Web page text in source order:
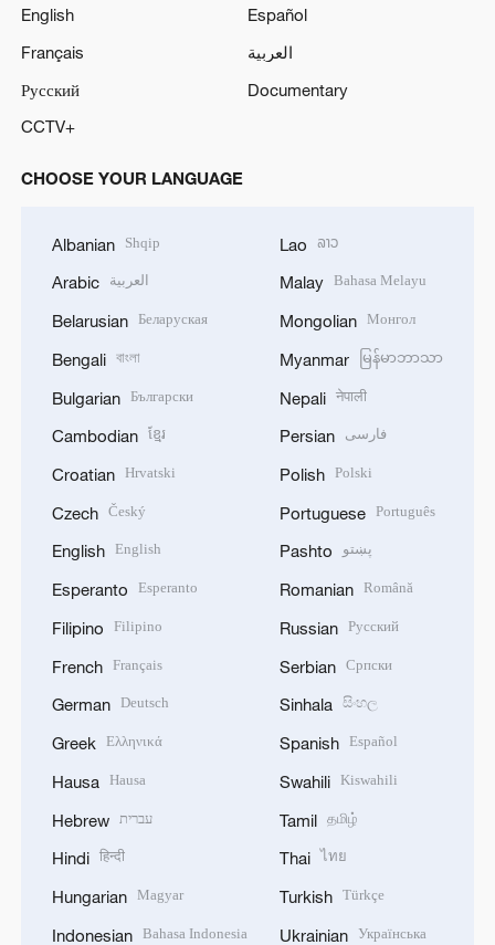
English
Español
Français
العربية
Русский
Documentary
CCTV+
CHOOSE YOUR LANGUAGE
Albanian Shqip
Arabic العربية
Belarusian Беларуская
Bengali বাংলা
Bulgarian Български
Cambodian ខ្មែរ
Croatian Hrvatski
Czech Český
English English
Esperanto Esperanto
Filipino Filipino
French Français
German Deutsch
Greek Ελληνικά
Hausa Hausa
Hebrew עברית
Hindi हिन्दी
Hungarian Magyar
Indonesian Bahasa Indonesia
Lao ລາວ
Malay Bahasa Melayu
Mongolian Монгол
Myanmar မြန်မာဘာသာ
Nepali नेपाली
Persian فارسی
Polish Polski
Portuguese Português
Pashto پښتو
Romanian Română
Russian Русский
Serbian Српски
Sinhala සිංහල
Spanish Español
Swahili Kiswahili
Tamil தமிழ்
Thai ไทย
Turkish Türkçe
Ukrainian Українська